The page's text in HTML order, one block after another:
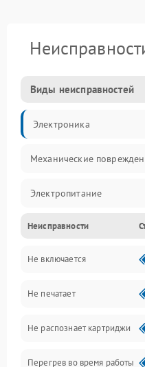
Виды неисправностей
Электроника
Механические
Электропитание
Работа системы
Механика
Оптика
Программное
Неисправности
Не включается
Не печатает
Не распознает картриджи
Перегрев во время работы